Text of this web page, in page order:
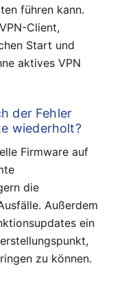
führen kann.
Client,
Start und
aktives VPN
der Fehler
wiederholt?
Firmware auf
die
Außerdem
ein
zu können.